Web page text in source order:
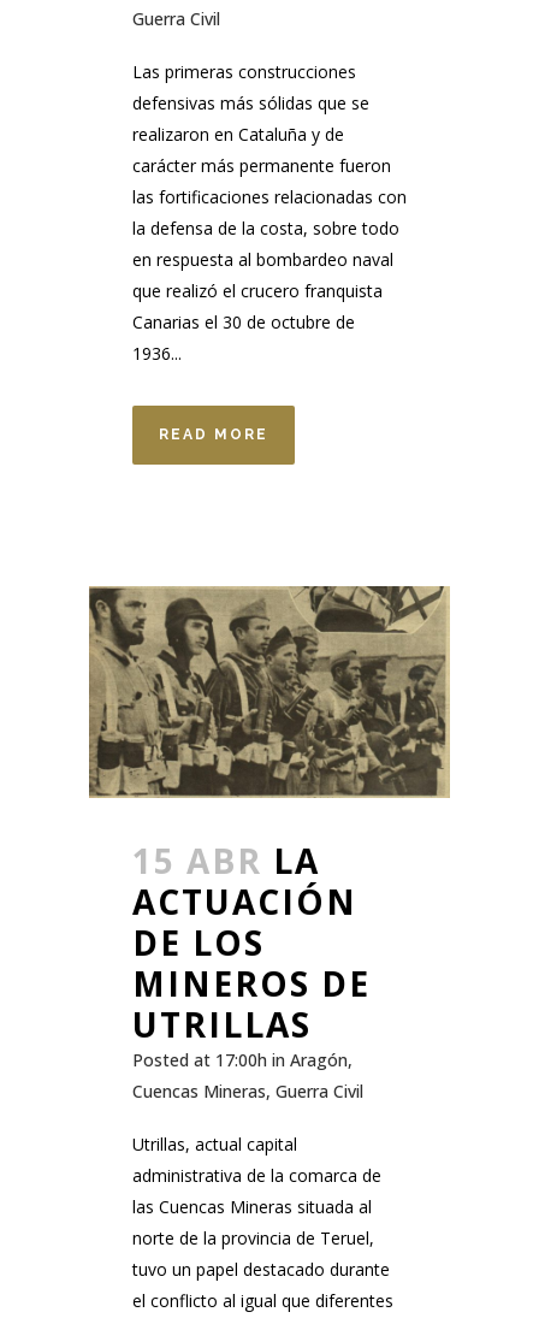
Guerra Civil
Las primeras construcciones
defensivas más sólidas que se
realizaron en Cataluña y de
carácter más permanente fueron
las fortificaciones relacionadas con
la defensa de la costa, sobre todo
en respuesta al bombardeo naval
que realizó el crucero franquista
Canarias el 30 de octubre de
1936...
READ MORE
15 ABR LA
ACTUACIÓN
DE LOS
MINEROS DE
UTRILLAS
Posted at 17:00h in Aragón,
Cuencas Mineras, Guerra Civil
Utrillas, actual capital
administrativa de la comarca de
las Cuencas Mineras situada al
norte de la provincia de Teruel,
tuvo un papel destacado durante
el conflicto al igual que diferentes